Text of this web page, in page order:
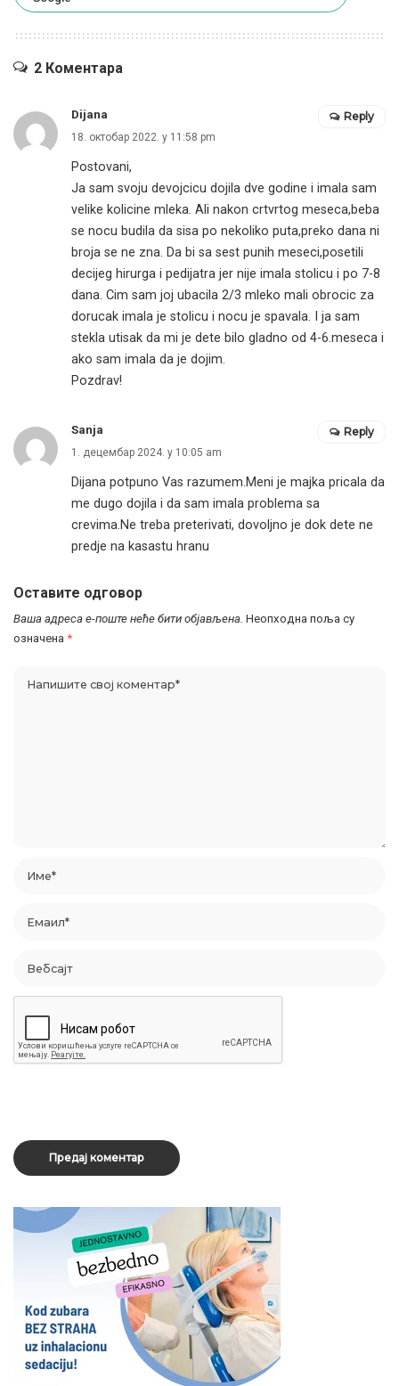
2 Коментара
Dijana
18. октобар 2022. у 11:58 pm
Postovani,
Ja sam svoju devojcicu dojila dve godine i imala sam
velike kolicine mleka. Ali nakon crtvrtog meseca,beba
se nocu budila da sisa po nekoliko puta,preko dana ni
broja se ne zna. Da bi sa sest punih meseci,posetili
decijeg hirurga i pedijatra jer nije imala stolicu i po 7-8
dana. Cim sam joj ubacila 2/3 mleko mali obrocic za
dorucak imala je stolicu i nocu je spavala. I ja sam
stekla utisak da mi je dete bilo gladno od 4-6.meseca i
ako sam imala da je dojim.
Pozdrav!
Reply
Sanja
1. децембар 2024. у 10:05 am
Dijana potpuno Vas razumem.Meni je majka pricala da
me dugo dojila i da sam imala problema sa
crevima.Ne treba preterivati, dovoljno je dok dete ne
predje na kasastu hranu
Reply
Оставите одговор
Ваша адреса е-поште неће бити објављена. Неопходна поља су
означена *